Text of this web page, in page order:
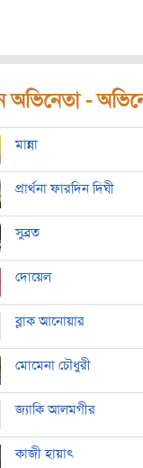
অভিনেতা -
মান্না
প্রার্থনা ফারদিন দিঘী
সুব্রত
দোয়েল
ব্লাক আনোয়ার
মোমেনা চৌধুরী
জ্যাকি আলমগীর
কাজী হায়াৎ